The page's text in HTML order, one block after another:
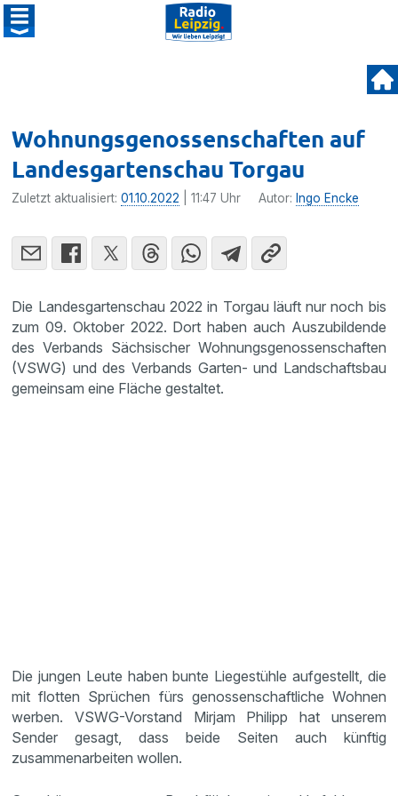
Wohnungsgenossenschaften auf
Landesgartenschau Torgau
Zuletzt aktualisiert:01.10.2022 | 11:47 Uhr Autor: Ingo Encke
Die Landesgartenschau 2022 in Torgau läuft nur noch bis
zum 09. Oktober 2022. Dort haben auch Auszubildende
des Verbands Sächsischer Wohnungsgenossenschaften
(VSWG) und des Verbands Garten- und Landschaftsbau
gemeinsam eine Fläche gestaltet.
Die jungen Leute haben bunte Liegestühle aufgestellt, die
mit flotten Sprüchen fürs genossenschaftliche Wohnen
werben. VSWG-Vorstand Mirjam Philipp hat unserem
Sender gesagt, dass beide Seiten auch künftig
zusammenarbeiten wollen.